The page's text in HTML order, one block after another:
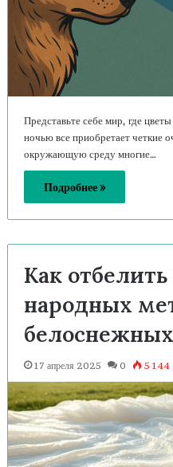
Представьте себе мир, где
ночью все приобретает четкие
окружающую среду многие…
Подробнее »
Как
народных
белоснежных
17 апреля 2025 0 5 144